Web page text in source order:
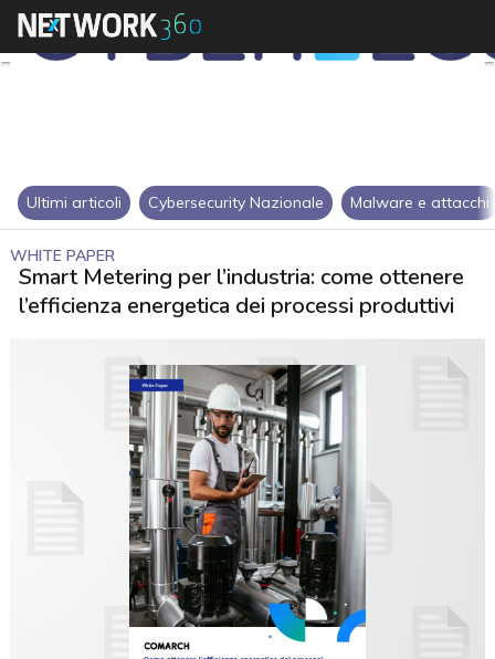
Ultimi articoli Cybersecurity Nazionale Malware e attacchi
WHITE PAPER
Smart Metering per l’industria: come ottenere
l’efficienza energetica dei processi produttivi